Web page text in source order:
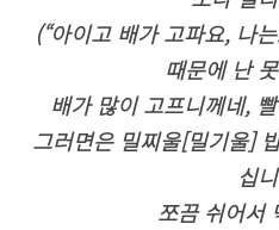
(“아이고 배가 고파요, 나
때문에 난
배가 많이 고프니께네,
그러면은 밀찌울[밀기울]
십
쪼끔 쉬어서